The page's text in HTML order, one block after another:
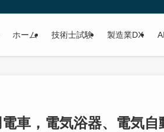
ホーム 技術士試験 製造業DX
車，電気浴器、電気自